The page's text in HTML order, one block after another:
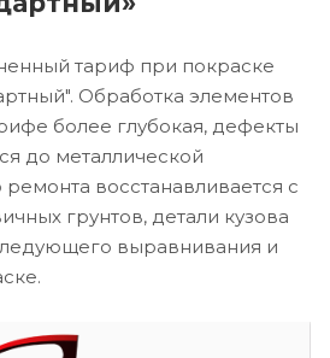
тариф при покраске
Обработка элементов
более глубокая, дефекты
до металлической
восстанавливается с
грунтов, детали кузова
выравнивания и